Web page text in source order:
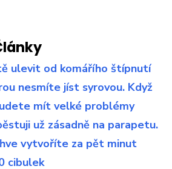
ulevit od komářího štípnutí
nesmíte jíst syrovou. Když
mít velké problémy
už zásadně na parapetu.
vytvoříte za pět minut
cibulek